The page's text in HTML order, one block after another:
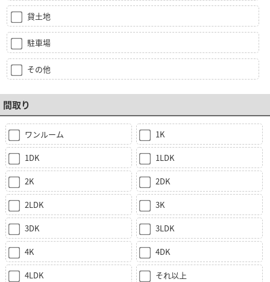
貸土地
駐車場
その他
間取り
ワンルーム 1K
1DK 1LDK
2K 2DK
2LDK 3K
3DK 3LDK
4K 4DK
4LDK それ以上